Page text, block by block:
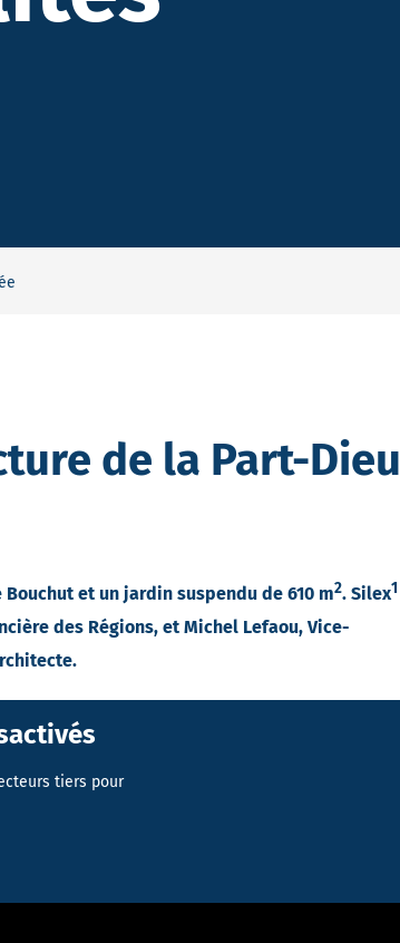
de la Part-Dieu
et un jardin suspendu de 610 m2. Silex1
des Régions, et Michel Lefaou, Vice-
tiers pour